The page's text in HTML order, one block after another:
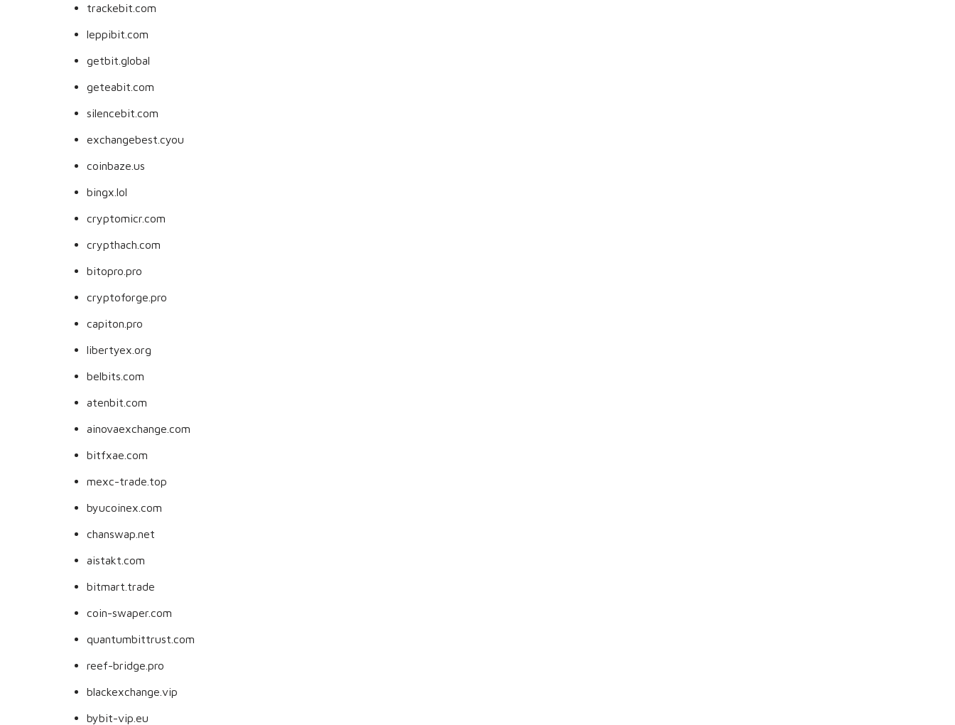
trackebit.com
leppibit.com
getbit.global
geteabit.com
silencebit.com
exchangebest.cyou
coinbaze.us
bingx.lol
cryptomicr.com
crypthach.com
bitopro.pro
cryptoforge.pro
capiton.pro
libertyex.org
belbits.com
atenbit.com
ainovaexchange.com
bitfxae.com
mexc-trade.top
byucoinex.com
chanswap.net
aistakt.com
bitmart.trade
coin-swaper.com
quantumbittrust.com
reef-bridge.pro
blackexchange.vip
bybit-vip.eu